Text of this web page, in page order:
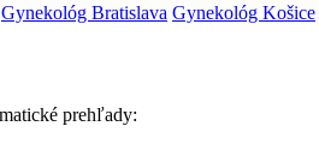
Gynekológ Bratislava Gynekológ Košice
prehľady: